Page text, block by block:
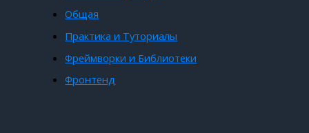
Общая
Практика и Туториалы
Фреймворки и Библиотеки
Фронтенд